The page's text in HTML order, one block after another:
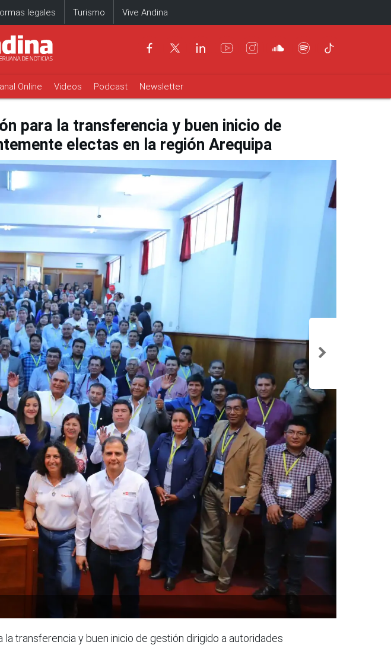
legales Turismo Vive Andina
Online Videos Podcast Newsletter
para la transferencia y buen inicio de
electas en la región Arequipa
transferencia y buen inicio de gestión dirigido a autoridades